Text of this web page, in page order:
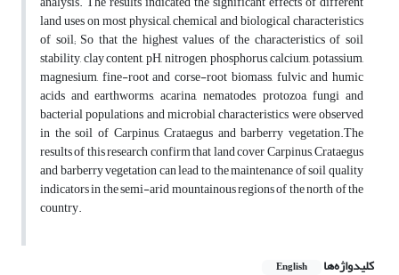
land uses on most physical, chemical and biological characteristics
of soil; So that the highest values of the characteristics of soil
stability, clay content, pH, nitrogen, phosphorus, calcium, potassium,
magnesium, fine-root and corse-root biomass, fulvic and humic
acids and earthworms, acarina, nematodes, protozoa, fungi and
bacterial populations and microbial characteristics were observed
in the soil of Carpinus, Crataegus and barberry vegetation.The
results of this research confirm that land cover Carpinus, Crataegus
and barberry vegetation can lead to the maintenance of soil quality
indicators in the semi-arid mountainous regions of the north of the
country.
کلیدواژه‌ها English